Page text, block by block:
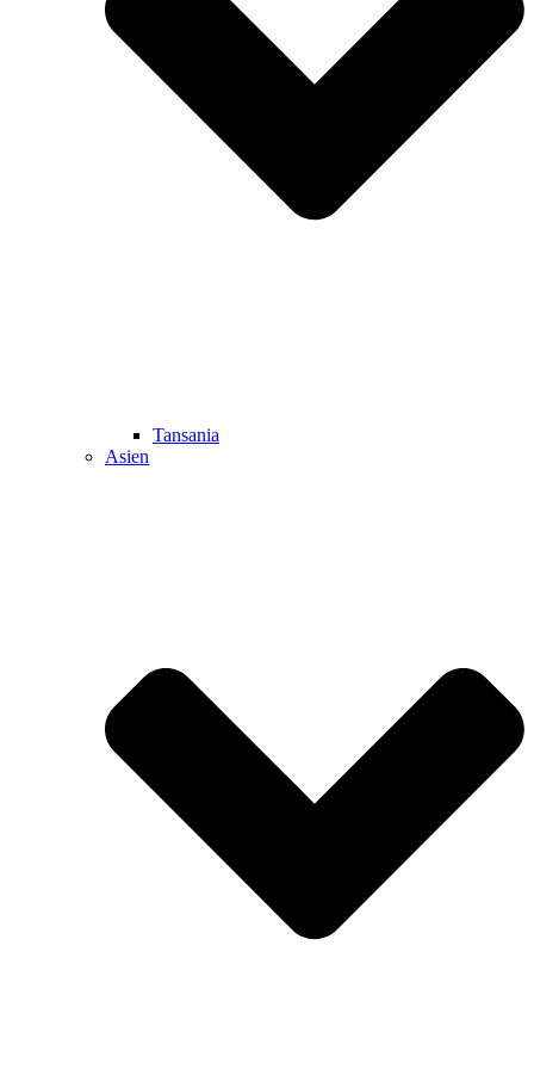
Tansania
Asien